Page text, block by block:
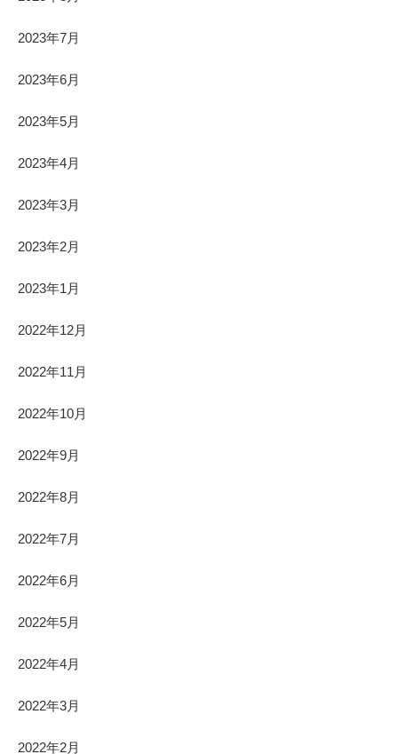
2023年7月
2023年6月
2023年5月
2023年4月
2023年3月
2023年2月
2023年1月
2022年12月
2022年11月
2022年10月
2022年9月
2022年8月
2022年7月
2022年6月
2022年5月
2022年4月
2022年3月
2022年2月